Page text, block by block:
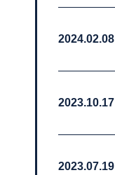
2024.02.08
2023.10.17
2023.07.19